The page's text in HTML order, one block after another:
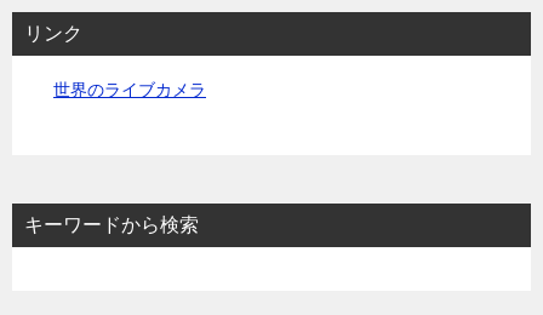
リンク
世界のライブカメラ
キーワードから検索